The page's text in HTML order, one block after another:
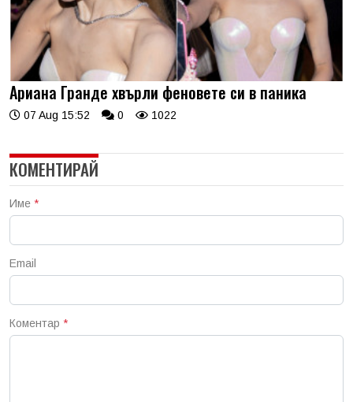
Ариана Гранде хвърли феновете си в паника
07 Aug 15:52 0 1022
КОМЕНТИРАЙ
Име *
Email
Коментар *